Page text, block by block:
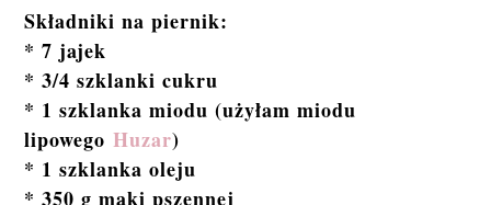
Składniki na piernik:
* 7 jajek
* 3/4 szklanki cukru
* 1 szklanka miodu (użyłam miodu
lipowegoHuzar)
* 1 szklanka oleju
* 350 g mąki pszennej